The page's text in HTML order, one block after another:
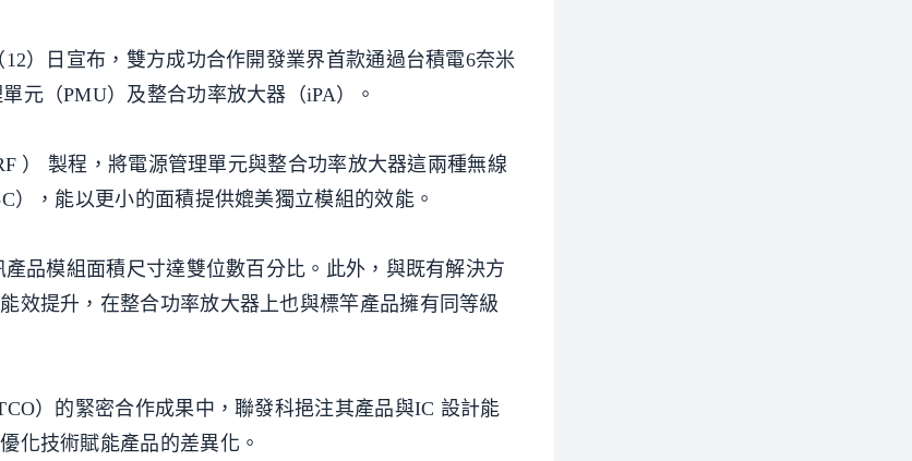
）日宣布，雙方成功合作開發業界首款通過台積電6奈米
元（PMU）及整合功率放大器（iPA）。
） 製程，將電源管理單元與整合功率放大器這兩種無線
），能以更小的面積提供媲美獨立模組的效能。
品模組面積尺寸達雙位數百分比。此外，與既有解決方
效提升，在整合功率放大器上也與標竿產品擁有同等級
）的緊密合作成果中，聯發科挹注其產品與IC 設計能
化技術賦能產品的差異化。